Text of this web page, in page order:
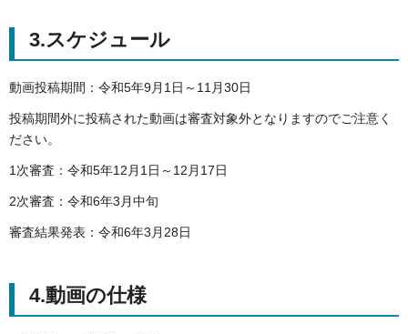
3.スケジュール
動画投稿期間：令和5年9月1日～11月30日
投稿期間外に投稿された動画は審査対象外となりますのでご注意く
ださい。
1次審査：令和5年12月1日～12月17日
2次審査：令和6年3月中旬
審査結果発表：令和6年3月28日
4.動画の仕様